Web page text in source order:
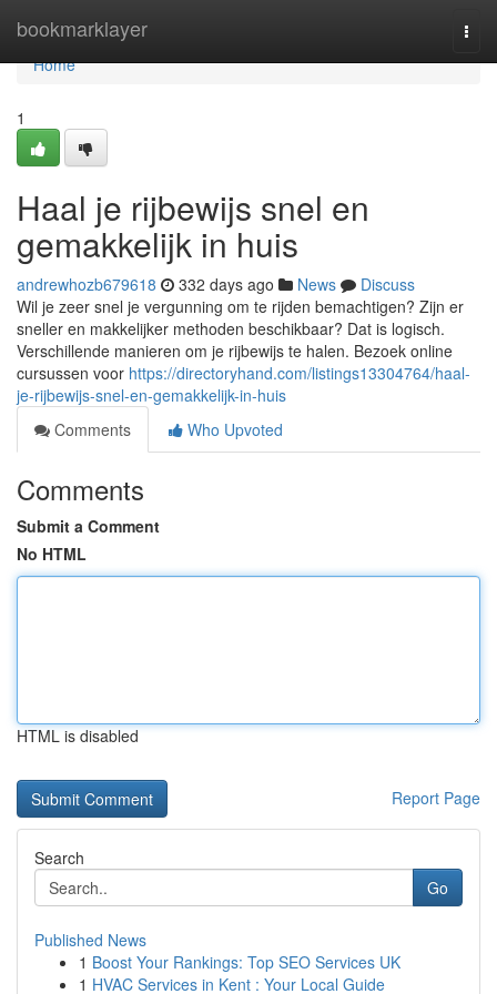
bookmarklayer
Home
Home
1
Haal je rijbewijs snel en
gemakkelijk in huis
andrewhozb679618 332 days ago News
Discuss
Wil je zeer snel je vergunning om te rijden bemachtigen? Zijn er
sneller en makkelijker methoden beschikbaar? Dat is logisch.
Verschillende manieren om je rijbewijs te halen. Bezoek online
cursussen voor https://directoryhand.com/listings13304764/haal-
je-rijbewijs-snel-en-gemakkelijk-in-huis
Comments
Who Upvoted
Comments
Submit a Comment
No HTML
HTML is disabled
Report Page
Search
Go
Published News
1 Boost Your Rankings: Top SEO Services UK
1 HVAC Services in Kent : Your Local Guide